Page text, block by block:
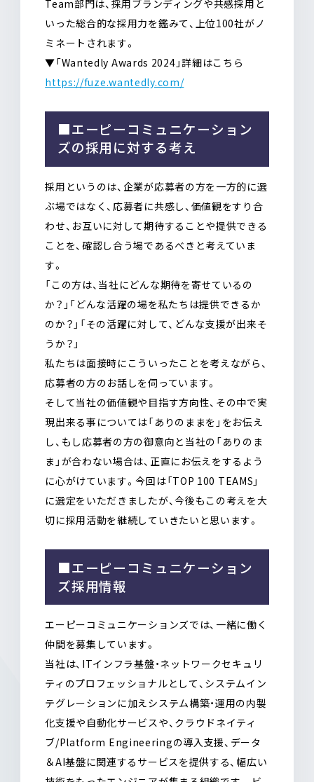
Team部門は、採用ブランディングや共感採用と
いった総合的な採用力を鑑みて、上位100社がノ
ミネートされます。
▼「Wantedly Awards 2024」詳細はこちら
https://fuze.wantedly.com/
■エーピーコミュニケーション
ズの採用に対する考え
採用というのは、企業が応募者の方を一方的に選
ぶ場ではなく、応募者に共感し、価値観をすり合
わせ、お互いに対して期待することや提供できる
ことを、確認し合う場であるべきと考えていま
す。
「この方は、当社にどんな期待を寄せているの
か？」「どんな活躍の場を私たちは提供できるか
のか？」「その活躍に対して、どんな支援が出来そ
うか？」
私たちは面接時にこういったことを考えながら、
応募者の方のお話しを伺っています。
そして当社の価値観や目指す方向性、その中で実
現出来る事については「ありのままを」をお伝え
し、もし応募者の方の御意向と当社の「ありのま
ま」が合わない場合は、正直にお伝えをするよう
に心がけています。今回は「TOP 100 TEAMS」
に選定をいただきましたが、今後もこの考えを大
切に採用活動を継続していきたいと思います。
■エーピーコミュニケーション
ズ採用情報
エーピーコミュニケーションズでは、一緒に働く
仲間を募集しています。
当社は、ITインフラ基盤・ネットワークセキュリ
ティのプロフェッショナルとして、システムイン
テグレーションに加えシステム構築・運用の内製
化支援や自動化サービスや、クラウドネイティ
ブ/Platform Engineeringの導入支援、データ
＆AI基盤に関連するサービスを提供する、幅広い